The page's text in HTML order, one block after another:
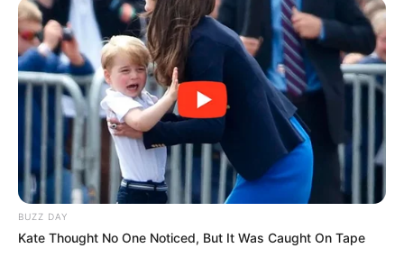
Posted
in
Friss hírek
2025 JÚNIUS harmadik hetében
5 csillagjegy milliomossá válik,
ők azok,mutatjuk. (1. oldal)
bySzerző • June 18, 2025
BUZZ DAY
Kate Thought No One Noticed, But It Was Caught On Tape